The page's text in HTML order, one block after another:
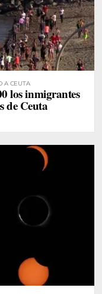
A CEUTA
los inmigrantes
de Ceuta